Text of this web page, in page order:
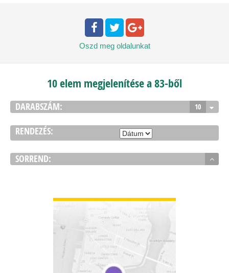
Oszd meg oldalunkat
10 elem megjelenítése a 83-ből
DARABSZÁM: 10
RENDEZÉS:
SORREND: